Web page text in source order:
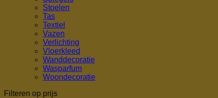
Stoelen
Tas
Textiel
Vazen
Verlichting
Vloerkleed
Wanddecoratie
Wasparfum
Woondecoratie
Filteren op prijs